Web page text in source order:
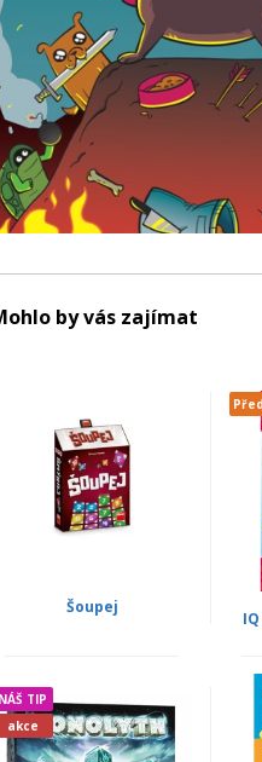
by vás zajímat
Šoupej
NÁŠ TIP
akce